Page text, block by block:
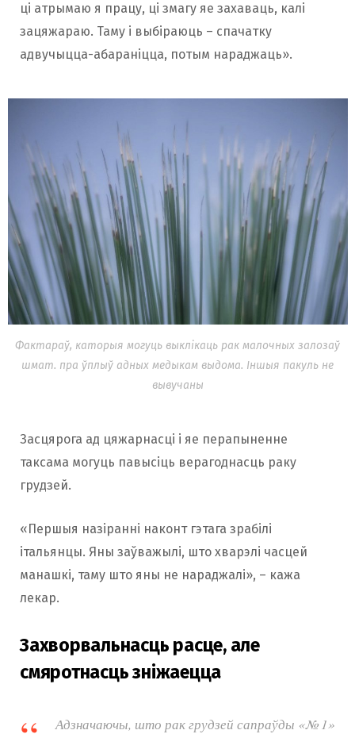
ці атрымаю я працу, ці змагу яе захаваць, калі
зацяжараю. Таму і выбіраюць – спачатку
адвучыцца-абараніцца, потым нараджаць».
Фактараў, каторыя могуць выклікаць рак малочных залозаў
шмат. пра ўплыў адных медыкам выдома. Іншыя пакуль не
вывучаны
Засцярога ад цяжарнасці і яе перапыненне
таксама могуць павысіць верагоднасць раку
грудзей.
«Першыя назіранні наконт гэтага зрабілі
італьянцы. Яны заўважылі, што хварэлі часцей
манашкі, таму што яны не нараджалі», – кажа
лекар.
Захворвальнасць расце, але
смяротнасць зніжаецца
Адзначаючы, што рак грудзей сапраўды «№ 1»